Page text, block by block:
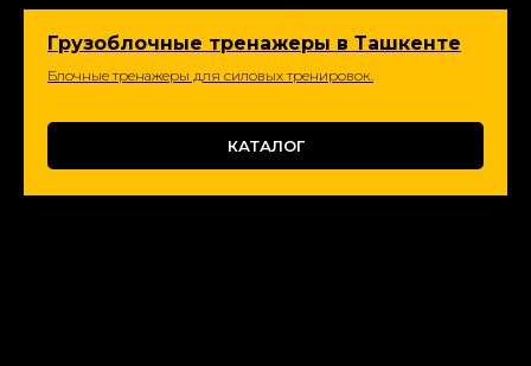
Грузоблочные тренажеры в Ташкенте
Блочные тренажеры для силовых тренировок.
КАТАЛОГ